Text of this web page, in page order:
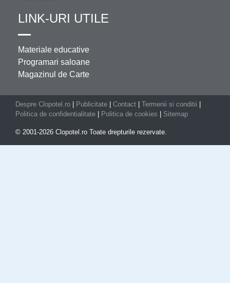
LINK-URI UTILE
Materiale educative
Programari saloane
Magazinul de Carte
Despre Clopotel.ro Publicitate Contact Termenii si conditii
Politica de confidentialitate
Politica de cookies Sitemap
© 2001-2026 Clopotel.ro Toate drepturile rezervate.